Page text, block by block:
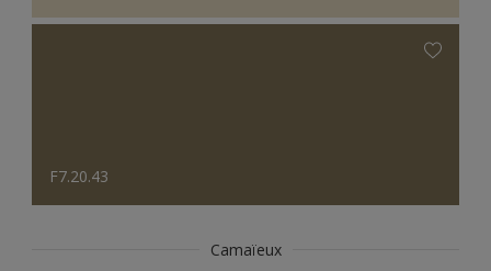
F7.20.43
Camaïeux